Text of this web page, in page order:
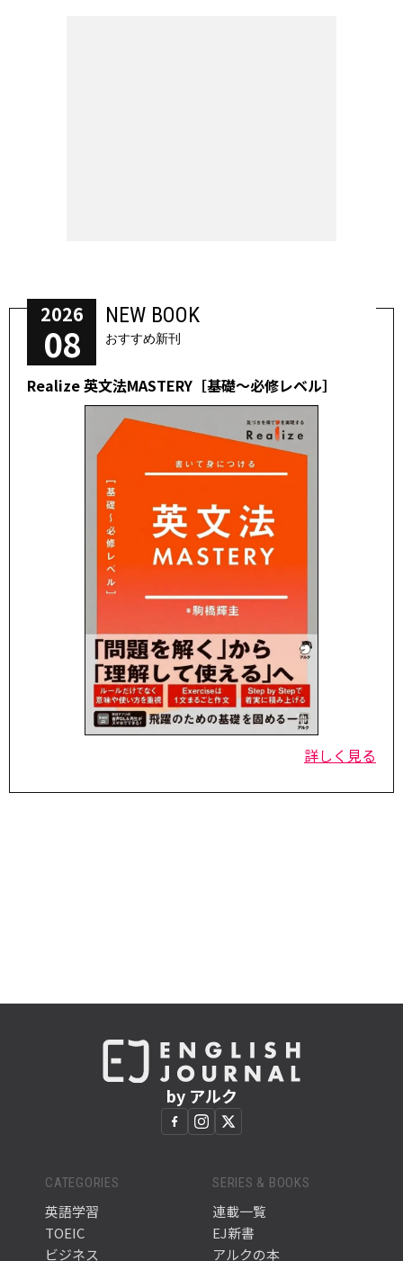
2026
08
NEW BOOK
おすすめ新刊
Realize 英文法MASTERY［基礎～必修レベル］
詳しく見る
by アルク
CATEGORIES
英語学習
TOEIC
ビジネス
SERIES & BOOKS
連載一覧
EJ新書
アルクの本